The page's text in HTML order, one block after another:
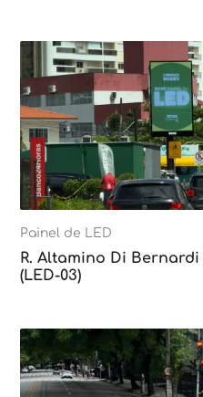
Painel de LED
R. Altamino Di Bernardi
(LED-03)